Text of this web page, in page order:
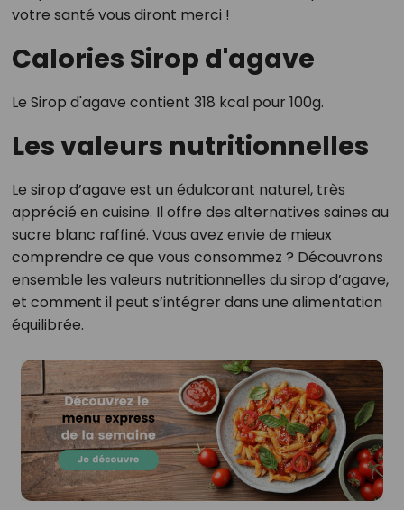
votre santé vous diront merci !
Calories Sirop d'agave
Le Sirop d'agave contient 318 kcal pour 100g.
Les valeurs nutritionnelles
Le sirop d’agave est un édulcorant naturel, très
apprécié en cuisine. Il offre des alternatives saines au
sucre blanc raffiné. Vous avez envie de mieux
comprendre ce que vous consommez ? Découvrons
ensemble les valeurs nutritionnelles du sirop d’agave,
et comment il peut s’intégrer dans une alimentation
équilibrée.